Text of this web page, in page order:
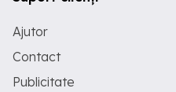
Ajutor
Contact
Publicitate